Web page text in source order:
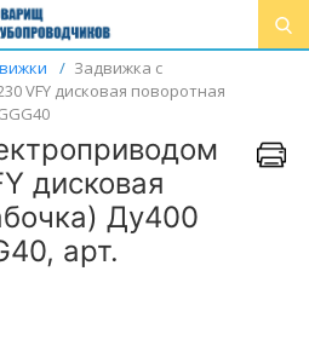
/ Задвижка с
VFY дисковая поворотная
дисковая
Ду400
арт.